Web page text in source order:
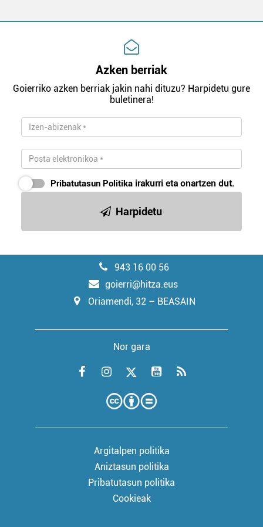
Azken berriak
Goierriko azken berriak jakin nahi dituzu? Harpidetu gure
buletinera!
Pribatutasun Politika irakurri eta onartzen dut.
Harpidetu
943 16 00 56
goierri@hitza.eus
Oriamendi, 32 – BEASAIN
Nor gara
Argitalpen politika
Aniztasun politika
Pribatutasun politika
Cookieak